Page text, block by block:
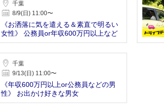
千葉
8/9(日) 11:00〜
《お洒落に気を遣える＆素直で明るい
女性》 公務員or年収600万円以上など
の男性
千葉
9/13(日) 11:00〜
《年収600万円以上or公務員などの男
性》 お出かけ好きな男女